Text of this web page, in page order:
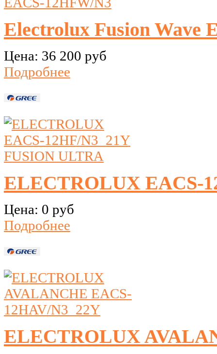
Electrolux Fusion Wave
Цена: 36 200 руб
Подробнее
ELECTROLUX EACS-
Цена: 0 руб
Подробнее
ELECTROLUX